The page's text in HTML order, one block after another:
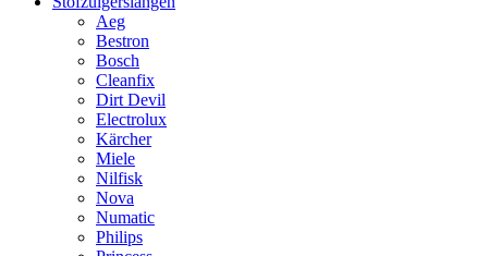
Aeg
Bestron
Bosch
Cleanfix
Dirt Devil
Electrolux
Kärcher
Miele
Nilfisk
Nova
Numatic
Philips